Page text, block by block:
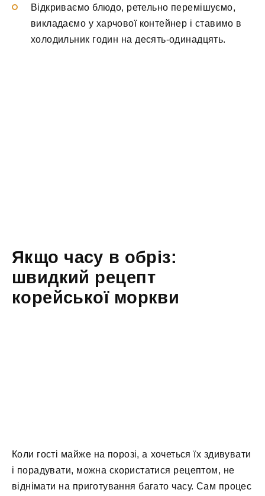
Відкриваємо блюдо, ретельно перемішуємо,
викладаємо у харчової контейнер і ставимо в
холодильник годин на десять-одинадцять.
Якщо часу в обріз:
швидкий рецепт
корейської моркви
Коли гості майже на порозі, а хочеться їх здивувати
і порадувати, можна скористатися рецептом, не
віднімати на приготування багато часу. Сам процес